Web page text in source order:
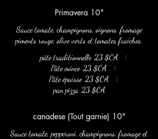
Primavera 10"
Sauce tomate, champignons, oignons, fromage
piments rouge, olive verts et tomates fraiches.
pâte traditionnelle 23 $CA
Pâte mince 23 $CA
Pâte épaisse 23 $CA
pan pizza 23 $CA
canadese (Tout garnie) 10"
Sauce tomate, pepperoni, champignons, fromage et